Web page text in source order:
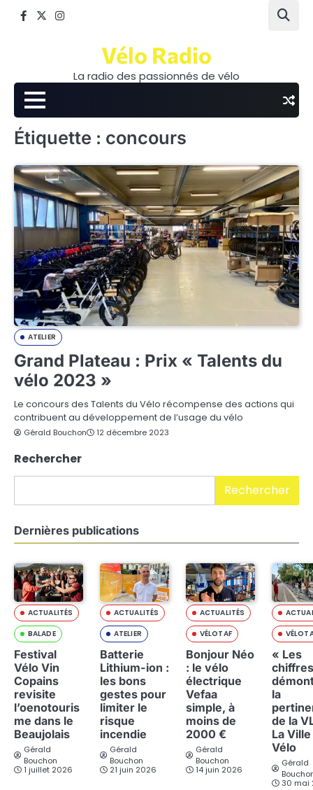
Facebook
TwitterInstagram
Vélo Radio
La radio des passionnés de vélo
Étiquette : concours
ATELIER
Grand Plateau : Prix « Talents du
vélo 2023 »
Le concours des Talents du Vélo récompense des actions qui
contribuent au développement de l’usage du vélo
Gérald Bouchon 12 décembre 2023
Rechercher
Rechercher
Dernières publications
ACTUALITÉS
BALADE
Festival
Vélo Vin
Copains
revisite
l’oenotouris
me dans le
Beaujolais
Gérald
Bouchon
1 juillet 2026
ACTUALITÉS
ATELIER
Batterie
Lithium-ion :
les bons
gestes pour
limiter le
risque
incendie
Gérald
Bouchon
21 juin 2026
ACTUALITÉS
VÉLOTAF
Bonjour Néo
: le vélo
électrique
Vefaa
simple, à
moins de
2000 €
Gérald
Bouchon
14 juin 2026
« Les
chiffres
la
de la
La Ville
Vélo
Gérald
30 mai